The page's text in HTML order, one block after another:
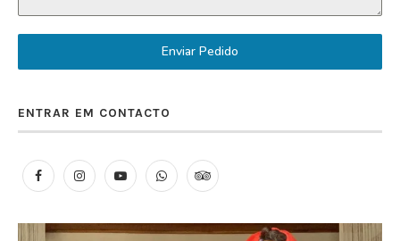
Enviar Pedido
ENTRAR EM CONTACTO